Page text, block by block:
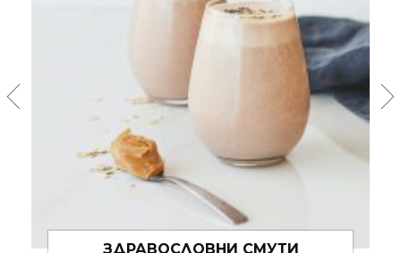
8 ПРОСТИ ПРАВИЛА ЗА ДЕТОКСА